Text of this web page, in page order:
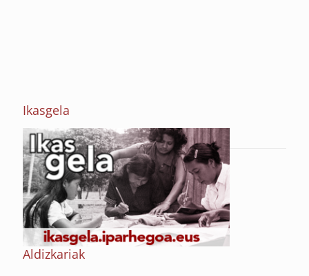
Ikasgela
Aldizkariak